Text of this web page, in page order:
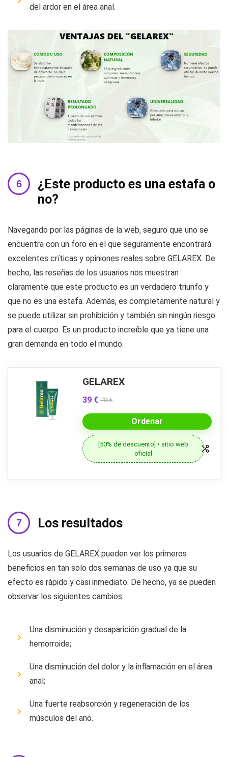
del ardor en el área anal.
¿Este producto es una estafa o
no?
Navegando por las páginas de la web, seguro que uno se
encuentra con un foro en el que seguramente encontrará
excelentes críticas y opiniones reales sobre GELAREX. De
hecho, las reseñas de los usuarios nos muestran
claramente que este producto es un verdadero triunfo y
que no es una estafa. Además, es completamente natural y
se puede utilizar sin prohibición y también sin ningún riesgo
para el cuerpo. Es un producto increíble que ya tiene una
gran demanda en todo el mundo.
GELAREX
39 € 78 €
Ordenar
[50% de descuento] • sitio web
oficial
Los resultados
Los usuarios de GELAREX pueden ver los primeros
beneficios en tan solo dos semanas de uso ya que su
efecto es rápido y casi inmediato. De hecho, ya se pueden
observar los siguientes cambios:
Una disminución y desaparición gradual de la
hemorroide;
Una disminución del dolor y la inflamación en el área
anal;
Una fuerte reabsorción y regeneración de los
músculos del ano.